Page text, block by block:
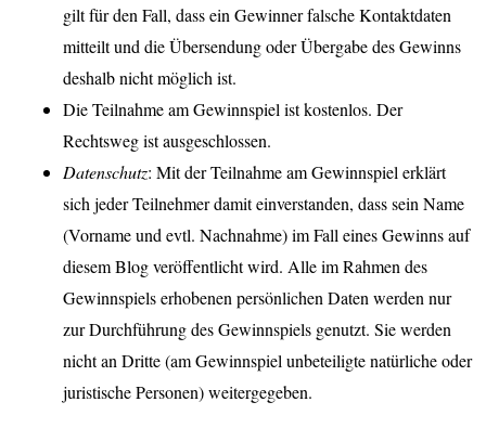
gilt für den Fall, dass ein Gewinner falsche Kontaktdaten
mitteilt und die Übersendung oder Übergabe des Gewinns
deshalb nicht möglich ist.
Die Teilnahme am Gewinnspiel ist kostenlos. Der
Rechtsweg ist ausgeschlossen.
Datenschutz: Mit der Teilnahme am Gewinnspiel erklärt
sich jeder Teilnehmer damit einverstanden, dass sein Name
(Vorname und evtl. Nachnahme) im Fall eines Gewinns auf
diesem Blog veröffentlicht wird. Alle im Rahmen des
Gewinnspiels erhobenen persönlichen Daten werden nur
zur Durchführung des Gewinnspiels genutzt. Sie werden
nicht an Dritte (am Gewinnspiel unbeteiligte natürliche oder
juristische Personen) weitergegeben.